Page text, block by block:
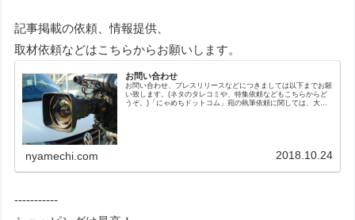
記事掲載の依頼、情報提供、
取材依頼などはこちらからお願いします。
お問い合わせ
お問い合わせ、プレスリリースなどにつきましては以下までお願
い致します。(ネタのタレコミや、特集依頼などもこちらからど
うぞ。)「にゃめちドットコム」宛の執筆依頼に関しては、大ま
nyamechi.com 2018.10.24
-----------